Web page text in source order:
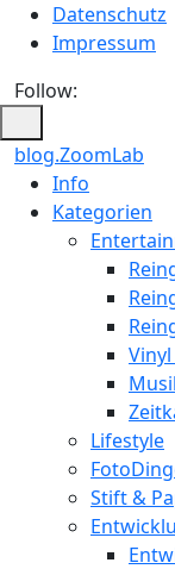
Datenschutz
Impressum
Follow:
blog.ZoomLab
ZoomLab
//
Info
Kategorien
Lifestyle
Stift &